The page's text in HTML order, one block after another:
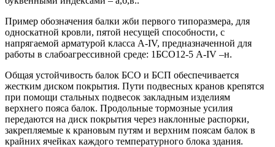
Пример обозначения балки жби первого типоразмера, для
односкатной кровли, пятой несущей способности, с
напрягаемой арматурой класса А-IV, предназначенной для
работы в слабоагрессивной среде: 1БСО12-5 А-IV –н.
Общая устойчивость балок БСО и БСП обеспечивается
жестким диском покрытия. Пути подвесных кранов крепятся
при помощи стальных подвесок закладным изделиям
верхнего пояса балок. Продольные тормозные усилия
передаются на диск покрытия через наклонные распорки,
закрепляемые к крановым путям и верхним поясам балок в
крайних ячейках каждого температурного блока здания.